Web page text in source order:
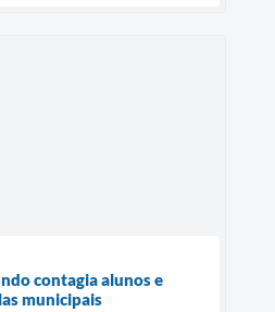
contagia alunos e
municipais